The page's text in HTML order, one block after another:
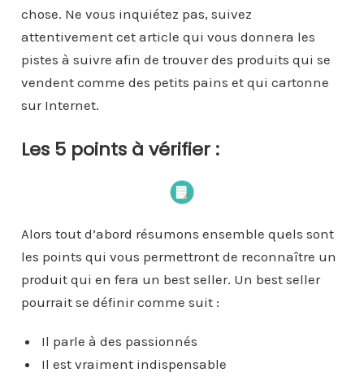
chose. Ne vous inquiétez pas, suivez
attentivement cet article qui vous donnera les
pistes à suivre afin de trouver des produits qui se
vendent comme des petits pains et qui cartonne
sur Internet.
Les 5 points à vérifier :
Alors tout d’abord résumons ensemble quels sont
les points qui vous permettront de reconnaître un
produit qui en fera un best seller. Un best seller
pourrait se définir comme suit :
Il parle à des passionnés
Il est vraiment indispensable